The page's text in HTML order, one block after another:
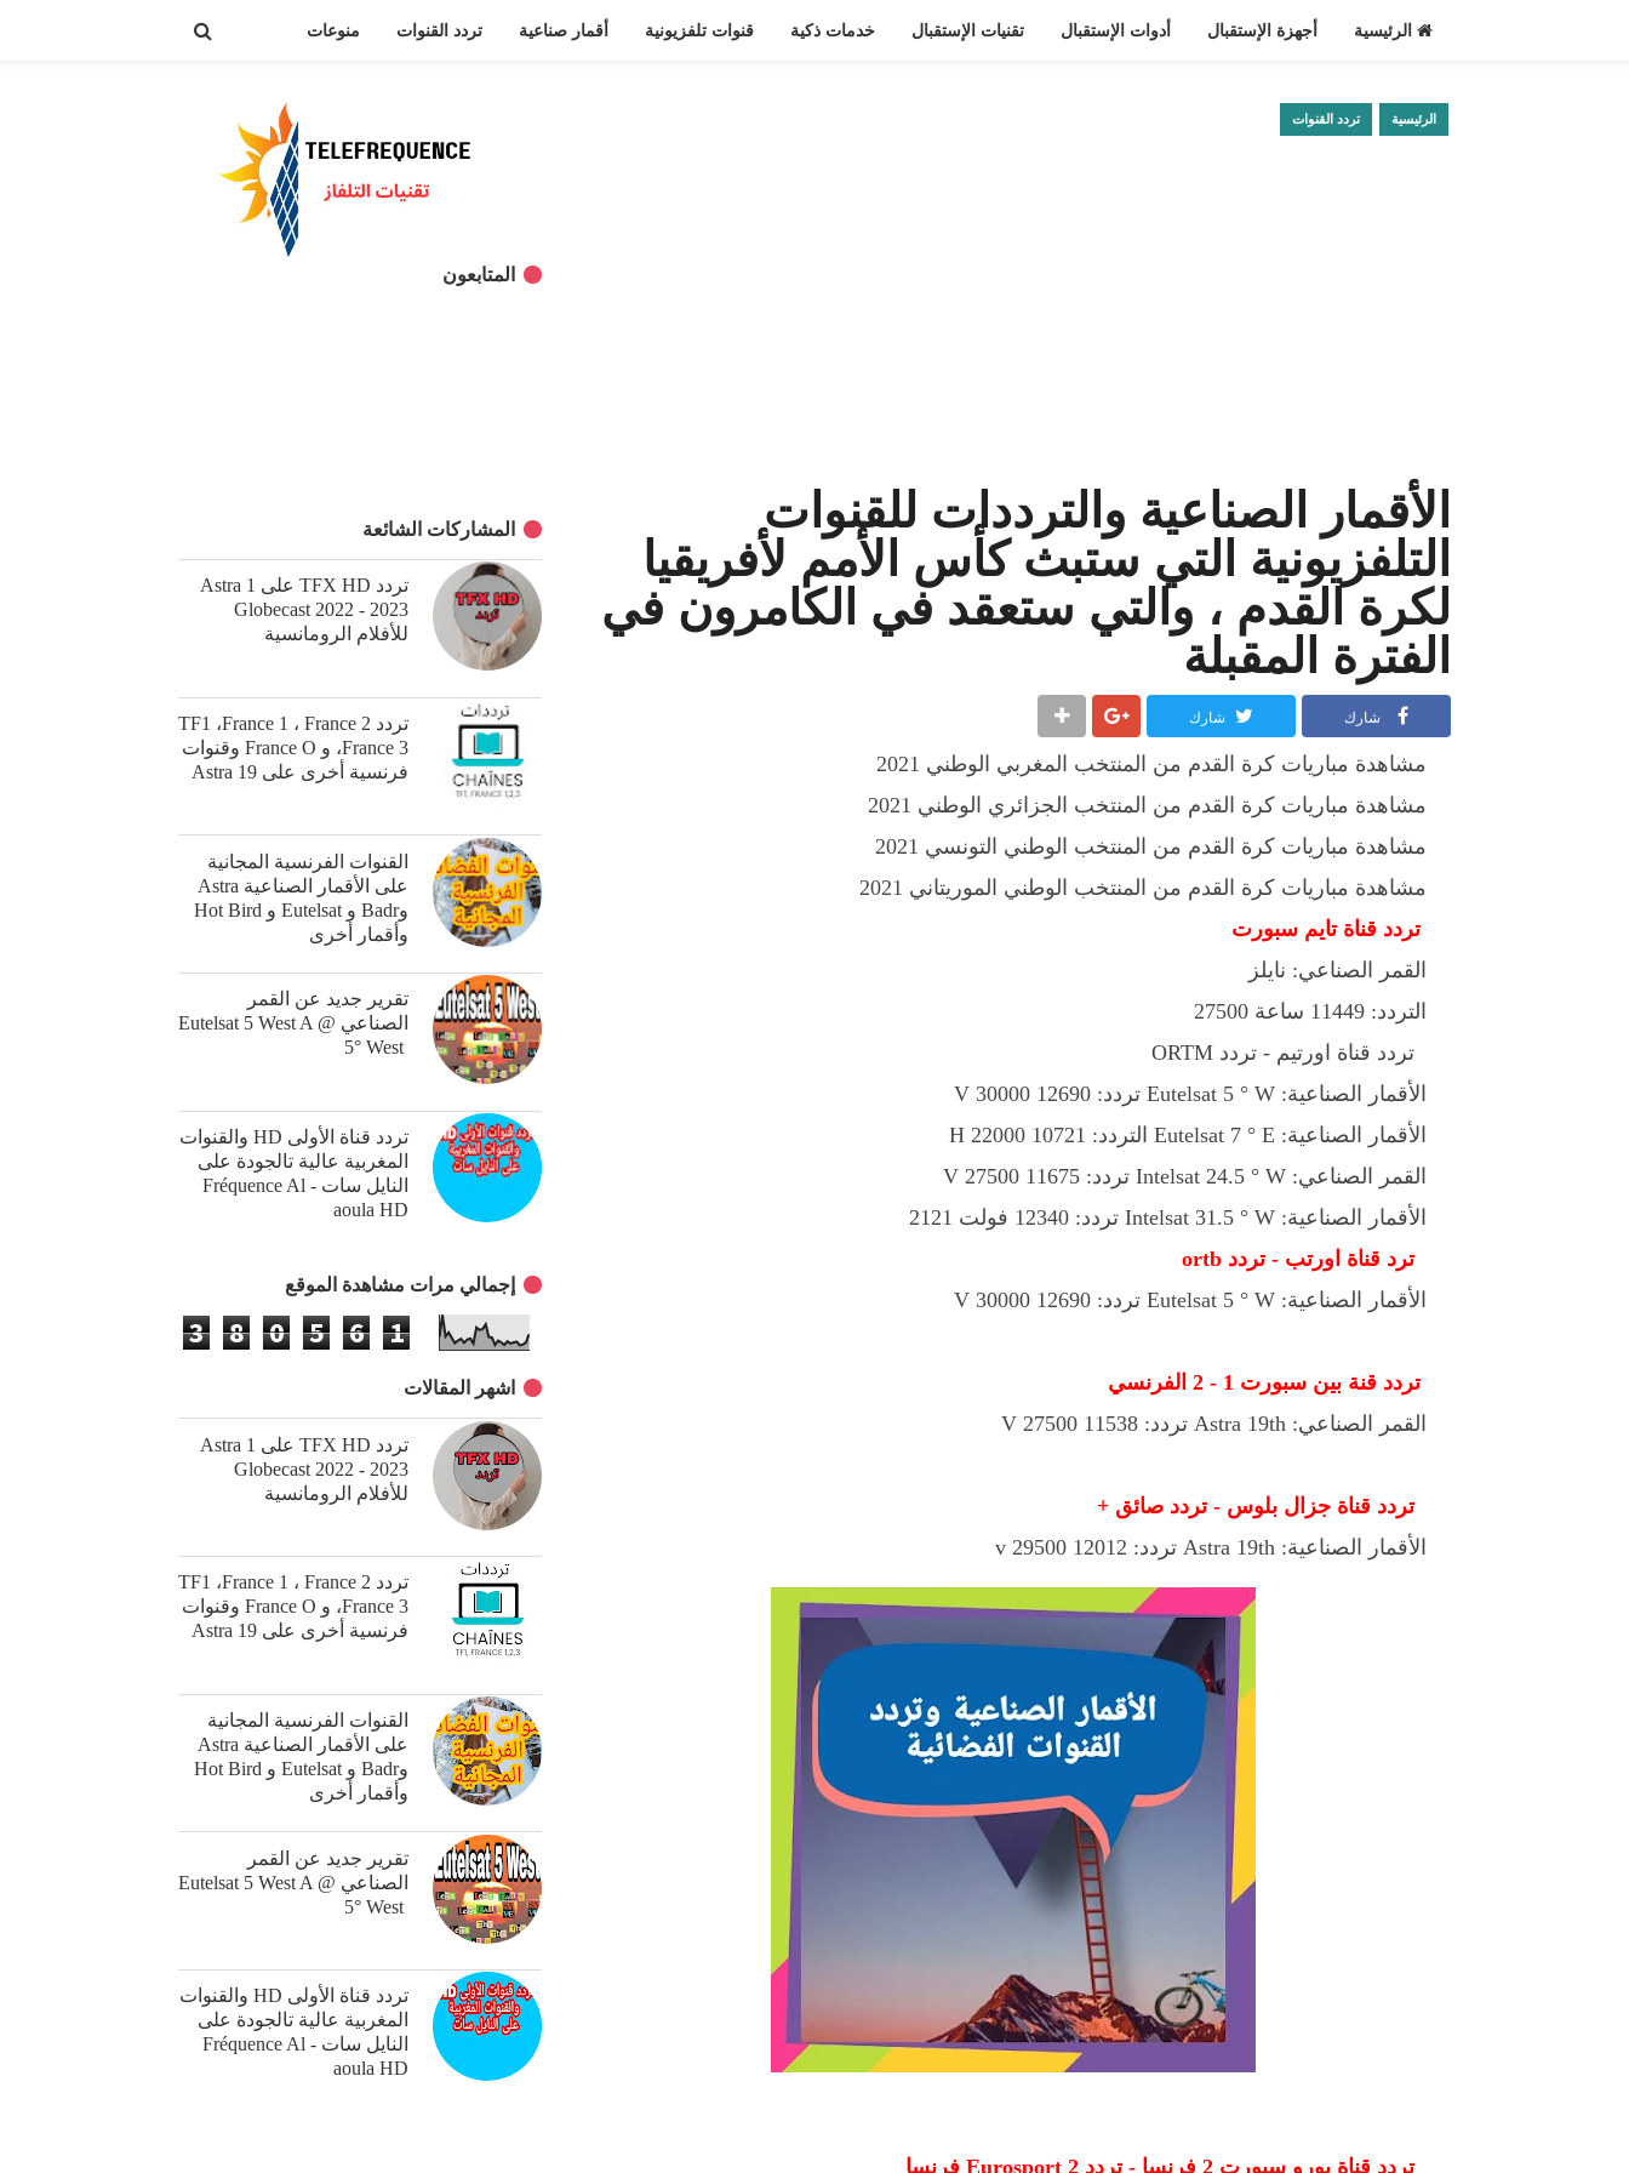
الرئيسية أجهزة الإستقبال أدوات الإستقبال تقنيات الإستقبال خدمات ذكية قنوات تلفزيونية أقمار صناعية تردد القنوات منوعات
الرئيسية تردد القنوات
الأقمار الصناعية والترددات للقنوات
التلفزيونية التي ستبث كأس الأمم لأفريقيا
لكرة القدم ، والتي ستعقد في الكامرون في
الفترة المقبلة
شارك شارك
مشاهدة مباريات كرة القدم من المنتخب المغربي الوطني 2021
مشاهدة مباريات كرة القدم من المنتخب الجزائري الوطني 2021
مشاهدة مباريات كرة القدم من المنتخب الوطني التونسي 2021
مشاهدة مباريات كرة القدم من المنتخب الوطني الموريتاني 2021
تردد قناة تايم سبورت
القمر الصناعي: نايلز
التردد: 11449 ساعة 27500
تردد قناة اورتيم - تردد ORTM
الأقمار الصناعية: Eutelsat 5 ° W تردد: 12690 V 30000
الأقمار الصناعية: Eutelsat 7 ° E التردد: 10721 H 22000
القمر الصناعي: Intelsat 24.5 ° W تردد: 11675 V 27500
الأقمار الصناعية: Intelsat 31.5 ° W تردد: 12340 فولت 2121
ترد قناة اورتب - تردد ortb
الأقمار الصناعية: Eutelsat 5 ° W تردد: 12690 V 30000
تردد قنة بين سبورت 1 - 2 الفرنسي
القمر الصناعي: Astra 19th تردد: 11538 V 27500
تردد قناة جزال بلوس - تردد صائق +
الأقمار الصناعية: Astra 19th تردد: 12012 v 29500
تردد قناة يورو سبورت 2 فرنسا - تردد Eurosport 2 فرنسا
المتابعون
المشاركات الشائعة
تردد TFX HD على Astra 1
Globecast 2022 - 2023
للأفلام الرومانسية
تردد TF1 ،France 1 ، France 2
،France 3 و France O وقنوات
فرنسية أخرى على Astra 19
القنوات الفرنسية المجانية
على الأقمار الصناعية Astra
وBadr و Eutelsat و Hot Bird
وأقمار أخرى
‎تقرير جديد عن القمر
الصناعي ‏Eutelsat 5 West A @
5° West ‎
تردد قناة الأولىHD ‎ والقنوات
المغربية عالية تالجودة على
النايل سات - Fréquence Al
aoula HD‎
إجمالي مرات مشاهدة الموقع
3 8 0 5 6 1
اشهر المقالات
تردد TFX HD على Astra 1
Globecast 2022 - 2023
للأفلام الرومانسية
تردد TF1 ،France 1 ، France 2
،France 3 و France O وقنوات
فرنسية أخرى على Astra 19
القنوات الفرنسية المجانية
على الأقمار الصناعية Astra
وBadr و Eutelsat و Hot Bird
وأقمار أخرى
‎تقرير جديد عن القمر
الصناعي ‏Eutelsat 5 West A @
5° West ‎
تردد قناة الأولىHD ‎ والقنوات
المغربية عالية تالجودة على
النايل سات - Fréquence Al
aoula HD‎